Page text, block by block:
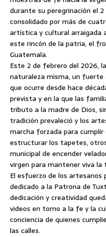
durante su peregrinación el
consolidado por más de
artística y cultural arraigada
este rincón de la patria, el
Guatemala.
Este 2 de febrero del 2026,
naturaleza misma, un fuerte
que ocurre desde hace
prevista y en la que las
tributo a la madre de Dios,
tradición prevaleció y los
marcha forzada para cumplir
estructurar los tapetes,
municipal de encender
virgen para mantener viva la
El esfuerzo de los artesanos
dedicado a la Patrona de
dedicación y creatividad
videos en torno a la fe y la
conciencia de quienes
las calles.